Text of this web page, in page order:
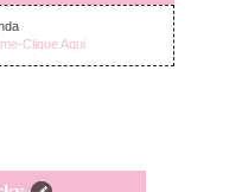
Clique Aqui